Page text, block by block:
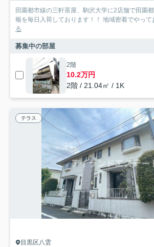
田園都市線の三軒茶屋、駒沢大学に2店舗で田園
報を毎日入荷しております！！ 地域密着でやって
る
募集中の部屋
2階
10.2万円
2階 / 21.04㎡ / 1K
テラス
目黒区八雲